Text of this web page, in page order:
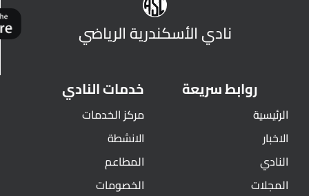
نادي الأسكندرية الرياضي
روابط سريعة
الرئيسية
الاخبار
النادي
المجلات
خدمات النادي
مركز الخدمات
الانشطة
المطاعم
الخصومات